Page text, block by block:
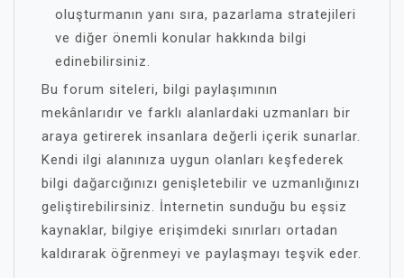
oluşturmanın yanı sıra, pazarlama stratejileri
ve diğer önemli konular hakkında bilgi
edinebilirsiniz.
Bu forum siteleri, bilgi paylaşımının
mekânlarıdır ve farklı alanlardaki uzmanları bir
araya getirerek insanlara değerli içerik sunarlar.
Kendi ilgi alanınıza uygun olanları keşfederek
bilgi dağarcığınızı genişletebilir ve uzmanlığınızı
geliştirebilirsiniz. İnternetin sunduğu bu eşsiz
kaynaklar, bilgiye erişimdeki sınırları ortadan
kaldırarak öğrenmeyi ve paylaşmayı teşvik eder.